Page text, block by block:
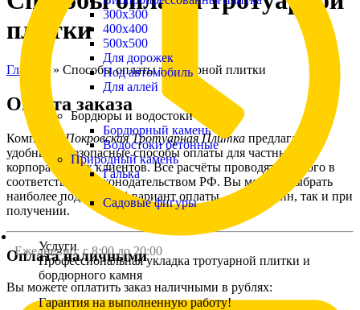
Ежедневно: с 8:00 до 20:00
300х300
400х400
500х500
Для дорожек
Под автомобиль
Для аллей
Бордюры и водостоки
Бордюрный камень
Водостоки бетонные
Природный камень
Галька
Садовые фигуры
Услуги
Профессиональная укладка тротуарной плитки и
бордюрного камня
Гарантия на выполненную работу!
плитки
Главная » Способы оплаты тротуарной плитки
Оплата заказа
КомпанияПокровская Тротуарная Плитка предлагает
удобные и безопасные способы оплаты для частных и
корпоративных клиентов. Все расчёты проводятся строго в
соответствии с законодательством РФ. Вы можете выбрать
наиболее подходящий вариант оплаты – как онлайн, так и при
получении.
Оплата наличными
Вы можете оплатить заказ наличными в рублях: